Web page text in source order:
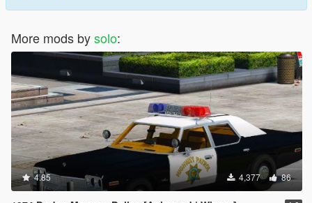
More mods bysolo:
4.85 4,377 86